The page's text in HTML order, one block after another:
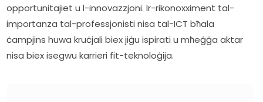
opportunitajiet u l-innovazzjoni. Ir-rikonoxximent tal-
importanza tal-professjonisti nisa tal-ICT bħala
ċampjins huwa kruċjali biex jiġu ispirati u mħeġġa aktar
nisa biex isegwu karrieri fit-teknoloġija.